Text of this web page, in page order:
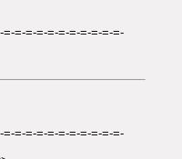
=-=-=-=-=-=-=-=-=-=-
=-=-=-=-=-=-=-=-=-=-